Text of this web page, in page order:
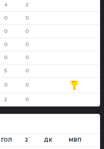
4 2
0 0
0 0
0 0
0 0
5 0
0 0
2 0
ГОЛ 2` ДК МВП